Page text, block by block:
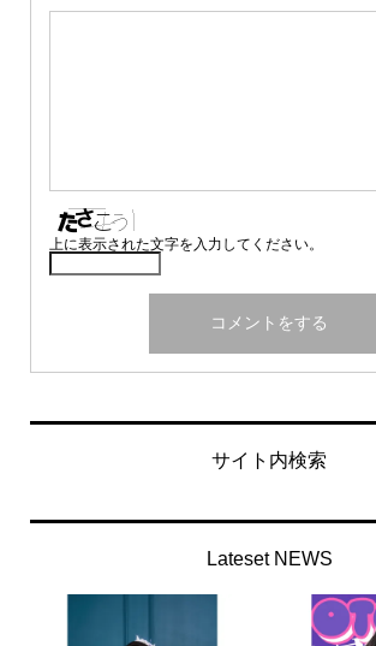
上に表示された文字を入力してください。
サイト内検索
Lateset NEWS